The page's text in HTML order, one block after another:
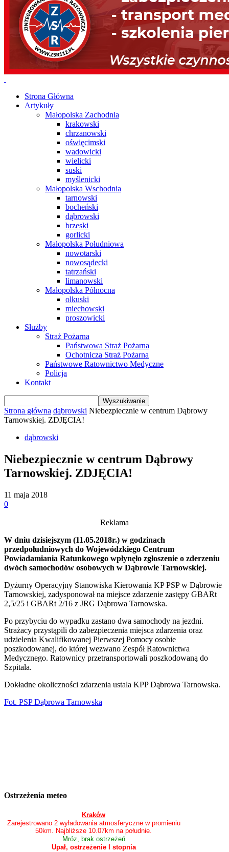
Strona Główna
Artykuły
Małopolska Zachodnia
krakowski
chrzanowski
oświęcimski
wadowicki
wielicki
suski
myślenicki
Małopolska Wschodnia
tarnowski
bocheński
dąbrowski
brzeski
gorlicki
Małopolska Południowa
nowotarski
nowosądecki
tatrzański
limanowski
Małopolska Północna
olkuski
miechowski
proszowicki
Służby
Straż Pożarna
Państwowa Straż Pożarna
Ochotnicza Straż Pożarna
Państwowe Ratownictwo Medyczne
Policja
Kontakt
Strona główna dąbrowski Niebezpiecznie w centrum Dąbrowy
Tarnowskiej. ZDJĘCIA!
dąbrowski
Niebezpiecznie w centrum Dąbrowy
Tarnowskiej. ZDJĘCIA!
11 maja 2018
0
Reklama
W dniu dzisiejszym (11.05.2018r.) w godzinach
przedpołudniowych do Wojewódzkiego Centrum
Powiadamiania Ratunkowego wpłynęło zgłoszenie o zderzeniu
dwóch samochodów osobowych w Dąbrowie Tarnowskiej.
Dyżurny Operacyjny Stanowiska Kierowania KP PSP w Dąbrowie
Tarnowskiej, zadysponował na miejsce zdarzenie zastępy GBARt
2,5/25 i GBARt 2/16 z JRG Dąbrowa Tarnowska.
Po przybyciu do wypadku zastano dwa samochody na jezdni.
Strażacy przystąpili do zabezpieczenia miejsca zdarzenia oraz
udzielenia Kwalifikowanej Pierwszej Pomocy osobie
poszkodowanej, do której wezwano Zespół Ratownictwa
Medycznego. Ratownicy przetransportowali poszkodowaną do
Szpitala.
Dokładne okoliczności zdarzenia ustala KPP Dąbrowa Tarnowska.
Fot. PSP Dąbrowa Tarnowska
Ostrzeżenia meteo
Kraków
Zarejestrowano 2 wyładowania atmosferyczne w promieniu
50km. Najbliższe 10.07km na południe.
Mróz, brak ostrzeżeń
Upał, ostrzeżenie I stopnia